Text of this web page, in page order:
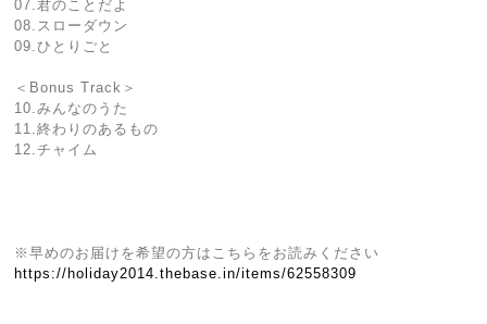
07.君のことだよ
08.スローダウン
09.ひとりごと
＜Bonus Track＞
10.みんなのうた
11.終わりのあるもの
12.チャイム
※早めのお届けを希望の方はこちらをお読みください
https://holiday2014.thebase.in/items/62558309